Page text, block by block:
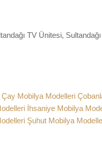
TV Ünitesi,
Çay Mobilya Modelleri
İhsaniye Mobilya
Şuhut Mobilya